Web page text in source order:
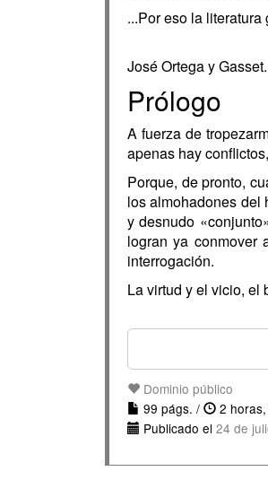
...Por eso la
José Ortega y Gasset.
Prólogo
A fuerza de
apenas hay
Porque, de pronto,
los almohadones del
y desnudo
logran ya conmover
interrogación.
La virtud y el vicio, el
Dominio público
99 págs. /
2
Publicado el 24 de